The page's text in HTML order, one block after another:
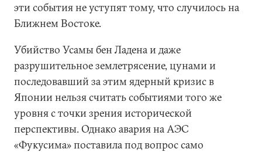
эти события не уступят тому, что случилось на
Ближнем Востоке.
Убийство Усамы бен Ладена и даже
разрушительное землетрясение, цунами и
последовавший за этим ядерный кризис в
Японии нельзя считать событиями того же
уровня с точки зрения исторической
перспективы. Однако авария на АЭС
«Фукусима» поставила под вопрос само